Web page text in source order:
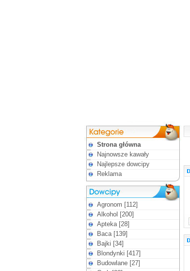
Strona główna
Najnowsze kawały
Najlepsze dowcipy
Reklama
Agronom [112]
Alkohol [200]
Apteka [28]
Baca [139]
Bajki [34]
Blondynki [417]
Budowlane [27]